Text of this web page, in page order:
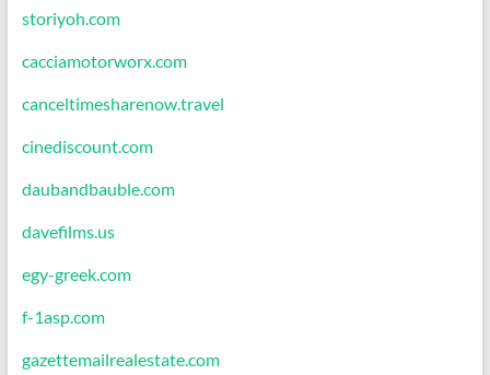
storiyoh.com
cacciamotorworx.com
canceltimesharenow.travel
cinediscount.com
daubandbauble.com
davefilms.us
egy-greek.com
f-1asp.com
gazettemailrealestate.com